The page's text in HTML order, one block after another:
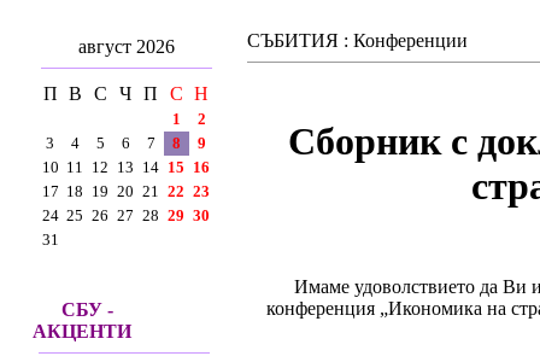
август 2026
П В С Ч П С Н
1
2
3
4 5 6 7 8
9
10 11 12 13 14 15 16
17 18 19 20 21 22 23
24 25 26 27 28 29 30
31
СБУ -
АКЦЕНТИ
СЪБИТИЯ : Конференции
Сборник с
Имаме удоволствието да Ви
конференция „Икономика на